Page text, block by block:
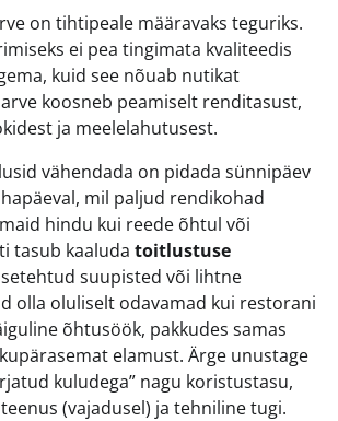
on tihtipeale määravaks teguriks.
ei pea tingimata kvaliteedis
kuid see nõuab nutikat
koosneb peamiselt renditasust,
ja meelelahutusest.
vähendada on pidada sünnipäev
mil paljud rendikohad
hindu kui reede õhtul või
tasub kaaluda toitlustuse
suupisted või lihtne
olla oluliselt odavamad kui restorani
õhtusöök, pakkudes samas
elamust. Ärge unustage
kuludega” nagu koristustasu,
(vajadusel) ja tehniline tugi.